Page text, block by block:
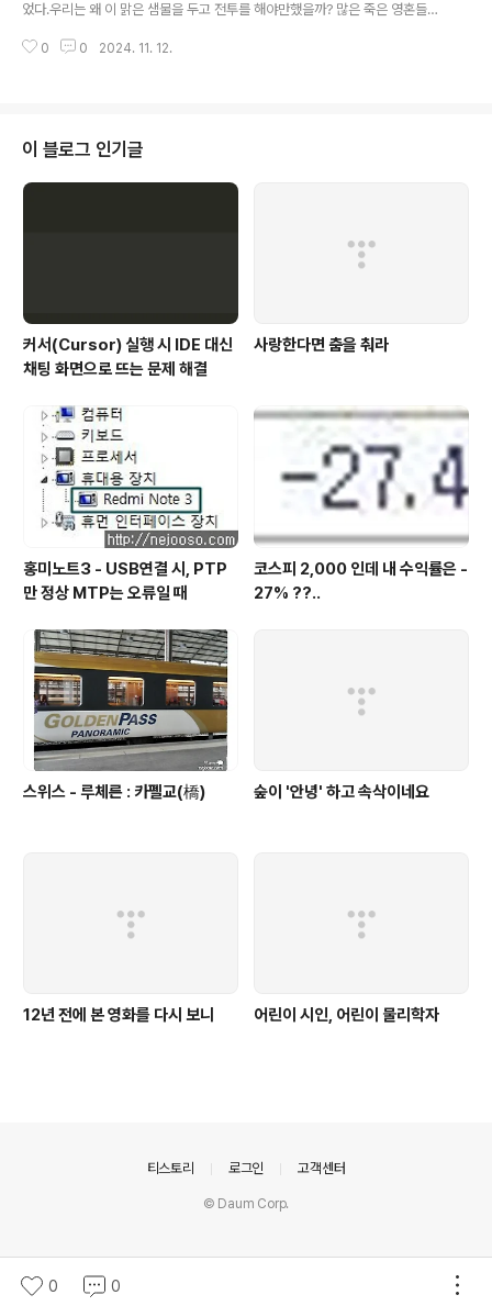
었다.우리는 왜 이 맑은 샘물을 두고 전투를 해야만했을까? 많은 죽은 영혼들이
심으로 기도했다. 항상 맑은물을 간직한 샘물처럼 그저 이유도 없이희생된 모든
0 0 2024. 11. 12.
이 블로그 인기글
커서(Cursor) 실행 시 IDE 대신
채팅 화면으로 뜨는 문제 해결
사랑한다면 춤을 춰라
홍미노트3 - USB연결 시, PTP
만 정상 MTP는 오류일 때
코스피 2,000 인데 내 수익률은 -
27% ??..
스위스 - 루체른 : 카펠교(橋) 숲이 '안녕' 하고 속삭이네요
12년 전에 본 영화를 다시 보니 어린이 시인, 어린이 물리학자
0 0
티스토리 로그인 고객센터
© Daum Corp.